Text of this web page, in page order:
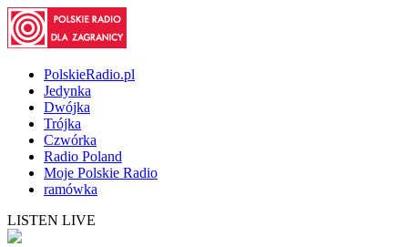
PolskieRadio.pl
Jedynka
Dwójka
Trójka
Czwórka
Radio Poland
Moje Polskie Radio
ramówka
LISTEN LIVE